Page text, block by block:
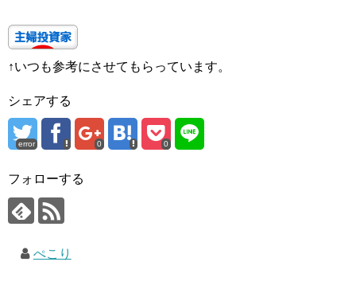
↑いつも参考にさせてもらっています。
シェアする
error 0 0
フォローする
ぺこり